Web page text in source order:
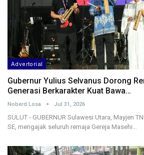
Advertorial
Gubernur Yulius Selvanus Dorong
Generasi Berkarakter Kuat Bawa…
Noberd Losa Jul 31, 2026
SULUT - GUBERNUR Sulawesi Utara, Mayjen
SE, mengajak seluruh remaja Gereja Masehi…